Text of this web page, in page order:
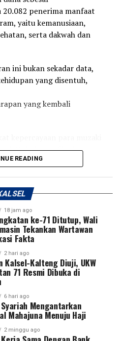
kartu ATM yang baru,”
Kalsel sendiri selama 5
yang pasti tak ada
mudah,” imbuhnya.
Twitter 0
20.082 penerima manfaat
yaitu kemanusiaan,
serta dakwah dan
ini bukan sekadar data,
yang disentuh,
yang kembali
Kalsel, munfik, dan
zakat, infak, serta
lahir ribuan manfaat.
diberikan, tumbuh harapan
bagian dari perjalanan
rupiah yang ditunaikan
kekuatan bagi
terus mengalir untuk
Kalsel
Bank Kalsel yang ingin
untuk membantu
READING
18 jam ago
ke-71 Ditutup, Wali
Tekankan Wartawan
Fakta
2 hari ago
Kalsel-Kalteng Diuji, UKW
71 Resmi Dibuka di
6 hari ago
Mengantarkan
Mahajuna Menuju Haji
2 minggu ago